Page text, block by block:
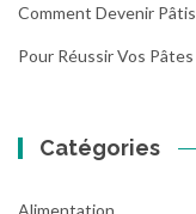
Comment Devenir
Pour Réussir Vos
Catégories
Alimentation